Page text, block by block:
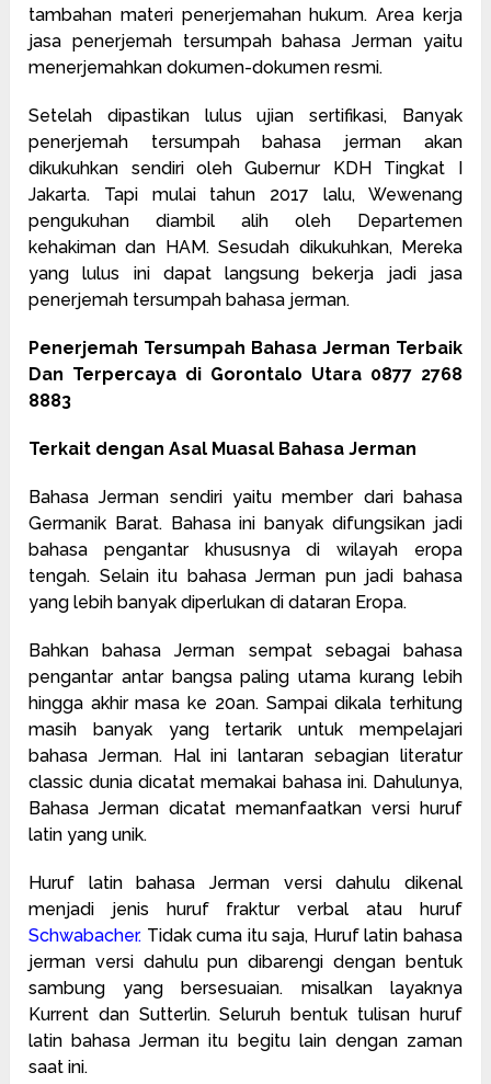
tambahan materi penerjemahan hukum. Area kerja
jasa penerjemah tersumpah bahasa Jerman yaitu
menerjemahkan dokumen-dokumen resmi.
Setelah dipastikan lulus ujian sertifikasi, Banyak
penerjemah tersumpah bahasa jerman akan
dikukuhkan sendiri oleh Gubernur KDH Tingkat I
Jakarta. Tapi mulai tahun 2017 lalu, Wewenang
pengukuhan diambil alih oleh Departemen
kehakiman dan HAM. Sesudah dikukuhkan, Mereka
yang lulus ini dapat langsung bekerja jadi jasa
penerjemah tersumpah bahasa jerman.
Penerjemah Tersumpah Bahasa Jerman Terbaik
Dan Terpercaya di Gorontalo Utara 0877 2768
8883
Terkait dengan Asal Muasal Bahasa Jerman
Bahasa Jerman sendiri yaitu member dari bahasa
Germanik Barat. Bahasa ini banyak difungsikan jadi
bahasa pengantar khususnya di wilayah eropa
tengah. Selain itu bahasa Jerman pun jadi bahasa
yang lebih banyak diperlukan di dataran Eropa.
Bahkan bahasa Jerman sempat sebagai bahasa
pengantar antar bangsa paling utama kurang lebih
hingga akhir masa ke 20an. Sampai dikala terhitung
masih banyak yang tertarik untuk mempelajari
bahasa Jerman. Hal ini lantaran sebagian literatur
classic dunia dicatat memakai bahasa ini. Dahulunya,
Bahasa Jerman dicatat memanfaatkan versi huruf
latin yang unik.
Huruf latin bahasa Jerman versi dahulu dikenal
menjadi jenis huruf fraktur verbal atau huruf
Schwabacher. Tidak cuma itu saja, Huruf latin bahasa
jerman versi dahulu pun dibarengi dengan bentuk
sambung yang bersesuaian. misalkan layaknya
Kurrent dan Sutterlin. Seluruh bentuk tulisan huruf
latin bahasa Jerman itu begitu lain dengan zaman
saat ini.